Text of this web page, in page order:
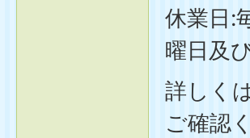
休業日:
曜日及
詳しく
ご確認